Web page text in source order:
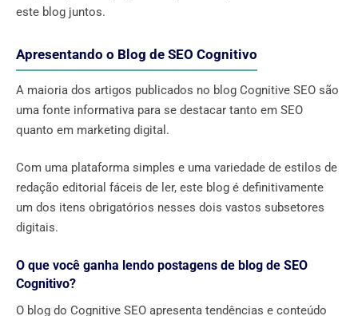
este blog juntos.
Apresentando o Blog de SEO Cognitivo
A maioria dos artigos publicados no blog Cognitive SEO são
uma fonte informativa para se destacar tanto em SEO
quanto em marketing digital.
Com uma plataforma simples e uma variedade de estilos de
redação editorial fáceis de ler, este blog é definitivamente
um dos itens obrigatórios nesses dois vastos subsetores
digitais.
O que você ganha lendo postagens de blog de SEO
Cognitivo?
O blog do Cognitive SEO apresenta tendências e conteúdo